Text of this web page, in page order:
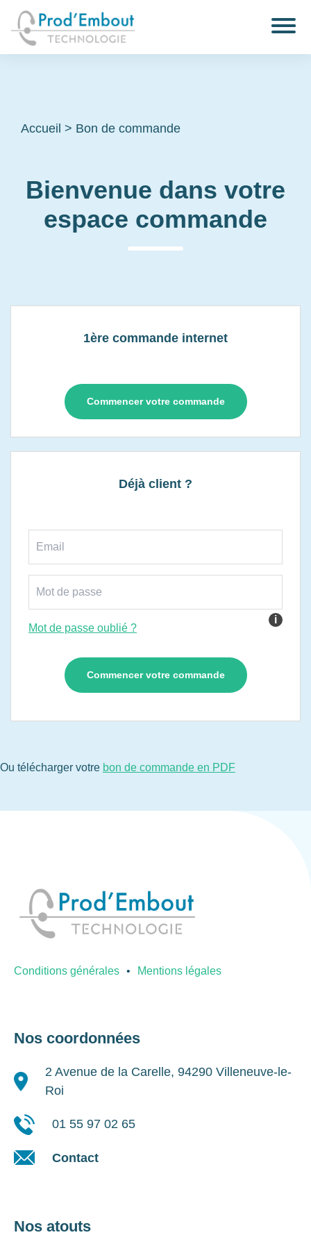
Accueil > Bon de commande
Bienvenue dans votre
espace commande
1ère commande internet
Commencer votre commande
Déjà client ?
i
Mot de passe oublié ?
Ou télécharger votre bon de commande en PDF
Conditions générales Mentions légales
Nos coordonnées
2 Avenue de la Carelle, 94290 Villeneuve-le-
Roi
01 55 97 02 65
Contact
Nos atouts